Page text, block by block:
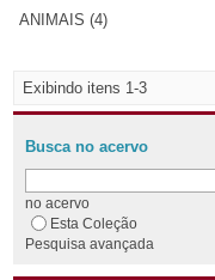
ANIMAIS (4)
Exibindo itens 1-3
Busca no acervo
no acervo
Esta Coleção
Pesquisa avançada